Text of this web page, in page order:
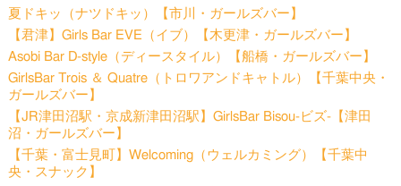
夏ドキッ（ナツドキッ）【市川・ガールズバー】
【君津】Girls Bar EVE（イブ）【木更津・ガールズバー】
Asobi Bar D-style（ディースタイル）【船橋・ガールズバー】
GirlsBar Trois ＆ Quatre（トロワアンドキャトル）【千葉中央・
ガールズバー】
【JR津田沼駅・京成新津田沼駅】GirlsBar Bisou-ビズ-【津田
沼・ガールズバー】
【千葉・富士見町】Welcoming（ウェルカミング）【千葉中
央・スナック】